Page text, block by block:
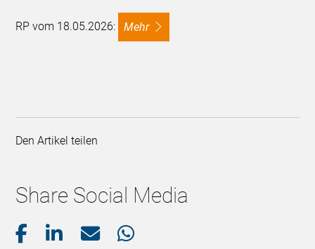
RP vom 18.05.2026: mehr
Den Artikel teilen
Share Social Media